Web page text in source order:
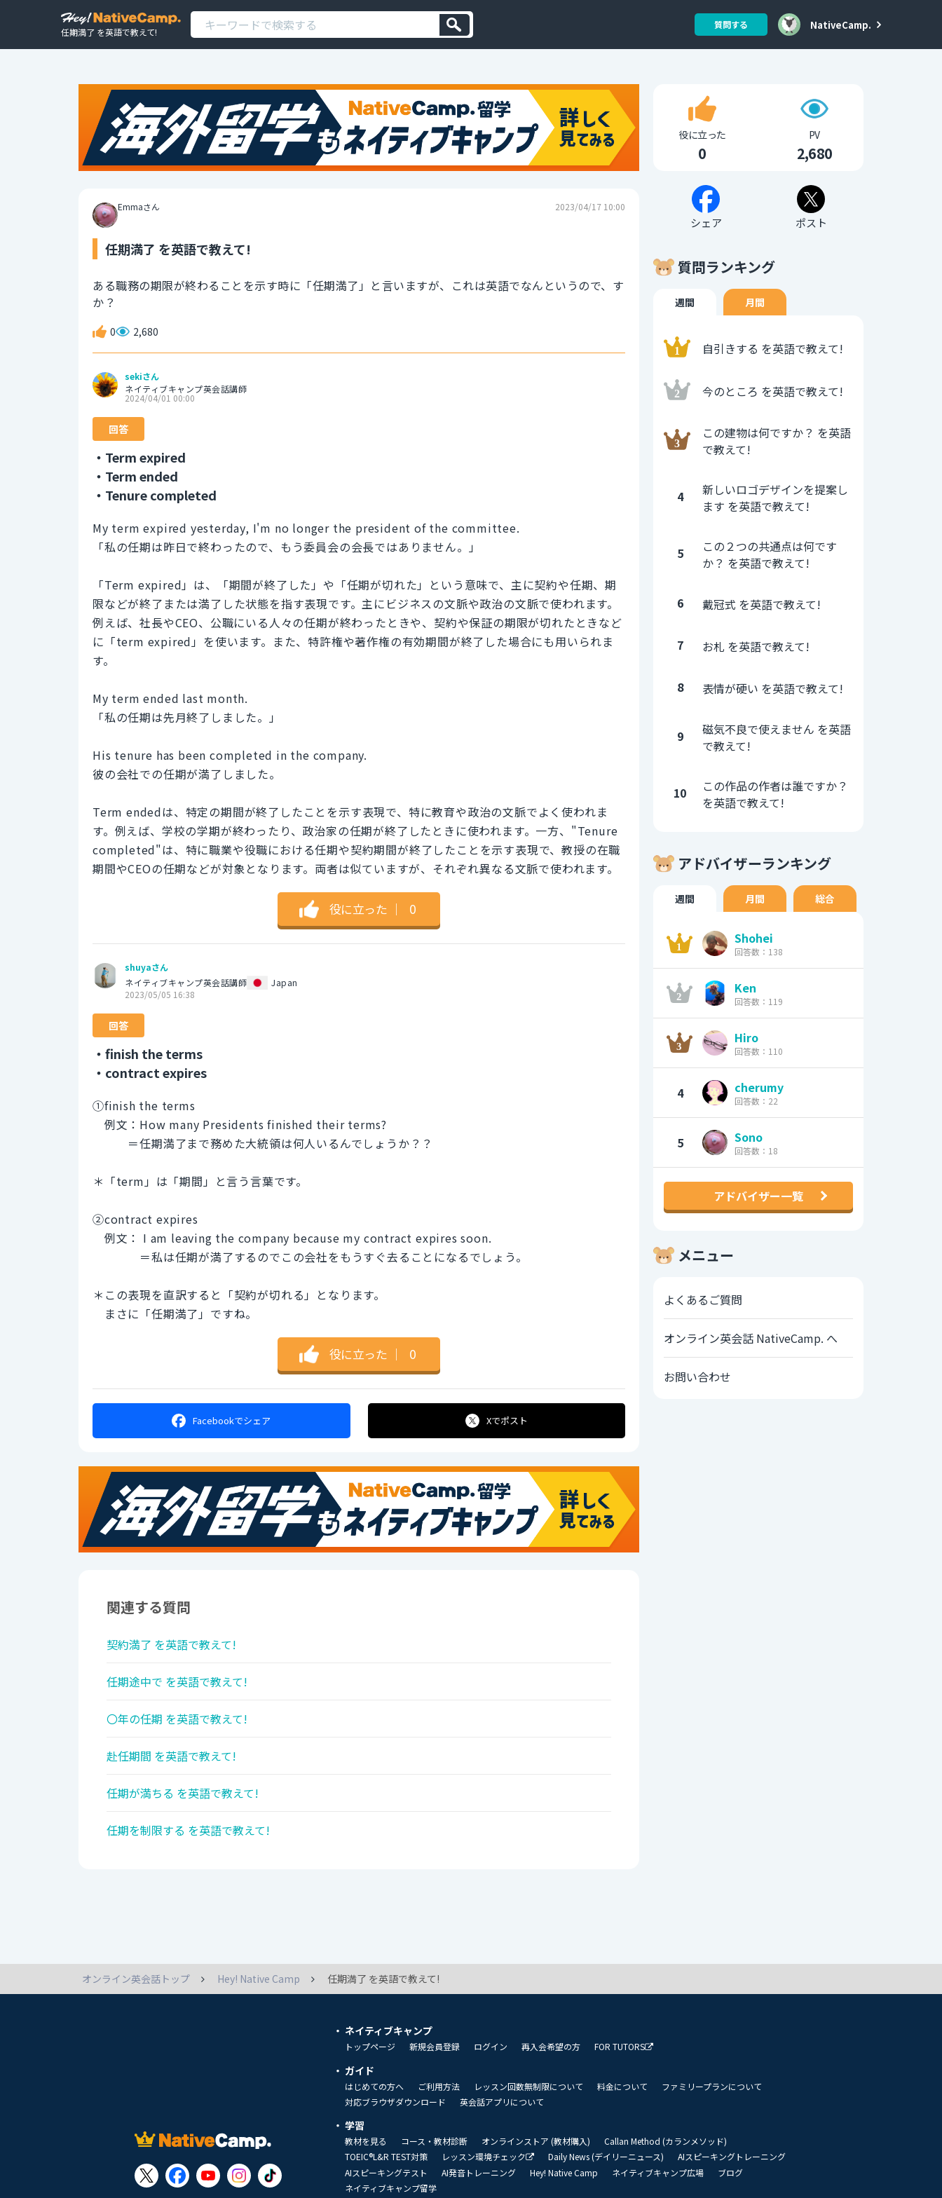
任期満了 を英語で教えて!
質問する NativeCamp.
Emmaさん 2023/04/17 10:00
任期満了 を英語で教えて!
ある職務の期限が終わることを示す時に「任期満了」と言いますが、これは英語でなんというので、す
か？
0 2,680
sekiさん
ネイティブキャンプ英会話講師
2024/04/01 00:00
回答
・Term expired
・Term ended
・Tenure completed
My term expired yesterday, I'm no longer the president of the committee.
「私の任期は昨日で終わったので、もう委員会の会長ではありません。」
「Term expired」は、「期間が終了した」や「任期が切れた」という意味で、主に契約や任期、期
限などが終了または満了した状態を指す表現です。主にビジネスの文脈や政治の文脈で使われます。
例えば、社長やCEO、公職にいる人々の任期が終わったときや、契約や保証の期限が切れたときなど
に「term expired」を使います。また、特許権や著作権の有効期間が終了した場合にも用いられま
す。
My term ended last month.
「私の任期は先月終了しました。」
His tenure has been completed in the company.
彼の会社での任期が満了しました。
Term endedは、特定の期間が終了したことを示す表現で、特に教育や政治の文脈でよく使われま
す。例えば、学校の学期が終わったり、政治家の任期が終了したときに使われます。一方、"Tenure
completed"は、特に職業や役職における任期や契約期間が終了したことを示す表現で、教授の在職
期間やCEOの任期などが対象となります。両者は似ていますが、それぞれ異なる文脈で使われます。
役に立った ｜ 0
shuyaさん
ネイティブキャンプ英会話講師
Japan
2023/05/05 16:38
回答
・finish the terms
・contract expires
①finish the terms
例文：How many Presidents finished their terms?
＝任期満了まで務めた大統領は何人いるんでしょうか？？
＊「term」は「期間」と言う言葉です。
②contract expires
例文： I am leaving the company because my contract expires soon.
＝私は任期が満了するのでこの会社をもうすぐ去ることになるでしょう。
＊この表現を直訳すると「契約が切れる」となります。
まさに「任期満了」ですね。
役に立った ｜ 0
Facebookでシェア Xでポスト
関連する質問
契約満了 を英語で教えて!
任期途中で を英語で教えて!
〇年の任期 を英語で教えて!
赴任期間 を英語で教えて!
任期が満ちる を英語で教えて!
任期を制限する を英語で教えて!
役に立った
0
PV
2,680
シェア ポスト
質問ランキング
週間 月間
自引きする を英語で教えて!
今のところ を英語で教えて!
この建物は何ですか？ を英語
で教えて!
4
新しいロゴデザインを提案し
ます を英語で教えて!
5
この２つの共通点は何です
か？ を英語で教えて!
6 戴冠式 を英語で教えて!
7 お札 を英語で教えて!
8 表情が硬い を英語で教えて!
9
磁気不良で使えません を英語
で教えて!
10
この作品の作者は誰ですか？
を英語で教えて!
アドバイザーランキング
週間 月間 総合
Shohei
回答数：138
Ken
回答数：119
Hiro
回答数：110
4 cherumy
回答数：22
5 Sono
回答数：18
アドバイザー一覧
メニュー
よくあるご質問
オンライン英会話 NativeCamp. へ
お問い合わせ
オンライン英会話トップ Hey! Native Camp 任期満了 を英語で教えて!
ネイティブキャンプ
トップページ 新規会員登録 ログイン 再入会希望の方 FOR TUTORS
ガイド
はじめての方へ ご利用方法 レッスン回数無制限について 料金について
ファミリープランについて
対応ブラウザダウンロード
英会話アプリについて
学習
教材を見る コース・教材診断 オンラインストア (教材購入)
Callan Method (カランメソッド)
TOEIC®L&R TEST対策
レッスン環境チェック Daily News (デイリーニュース)
AIスピーキングトレーニング
AIスピーキングテスト
AI発音トレーニング Hey! Native Camp ネイティブキャンプ広場
ブログ
ネイティブキャンプ留学